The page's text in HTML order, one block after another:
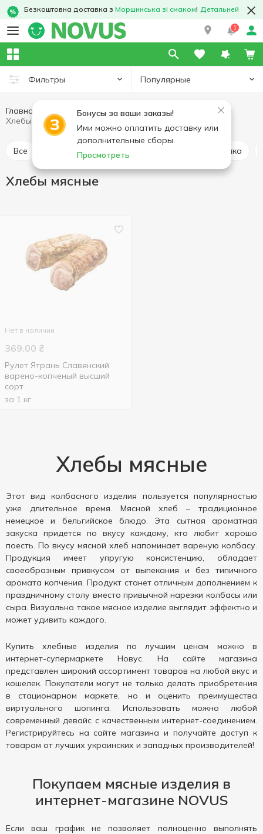
Безкоштовна доставка з Моршинська зі смаком! Детальней
1
Фильтры Популярные
Бонусы за ваши заказы!
Ими можно оплатить доставку или
дополнительные сборы.
Просмотреть
Главная Мясо и колбасные изделия
Мясные изделия
Хлебы мясные
Все Буженина Грудинка
Хлебы мясные
Нет в наличии
369.00 ₴
Рулет Ятрань Славянский
варено-копченый высший
сорт
за 1 кг
Хлебы мясные
Этот вид колбасного изделия пользуется популярностью
уже длительное время. Мясной хлеб – традиционное
немецкое и бельгийское блюдо. Эта сытная ароматная
закуска придется по вкусу каждому, кто любит хорошо
поесть. По вкусу мясной хлеб напоминает вареную колбасу.
Продукция имеет упругую консистенцию, обладает
своеобразным привкусом от выпекания и без типичного
аромата копчения. Продукт станет отличным дополнением к
праздничному столу вместо привычной нарезки колбасы или
сыра. Визуально такое мясное изделие выглядит эффектно и
может удивить каждого.
Купить хлебные изделия по лучшим ценам можно в
интернет-супермаркете Новус. На сайте магазина
представлен широкий ассортимент товаров на любой вкус и
кошелек. Покупатели могут не только делать приобретения
в стационарном маркете, но и оценить преимущества
виртуального шопинга. Использовать можно любой
современный девайс с качественным интернет-соединением.
Регистрируйтесь на сайте магазина и получайте доступ к
товарам от лучших украинских и западных производителей!
Покупаем мясные изделия в
интернет-магазине NOVUS
Если ваш график не позволяет полноценно выполнять